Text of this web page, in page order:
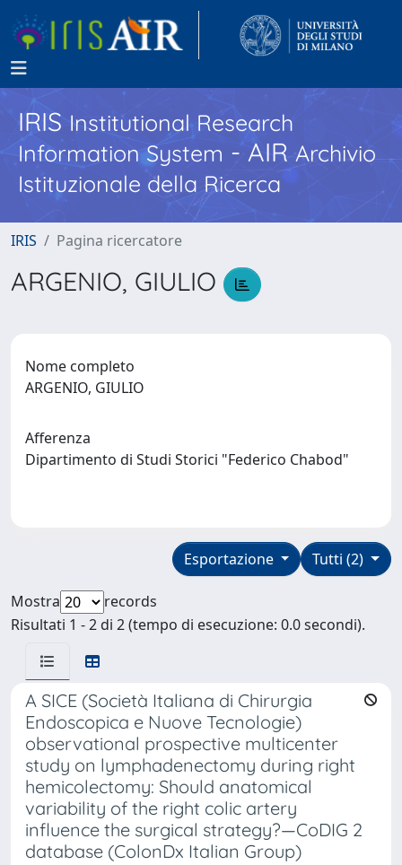
IRISInstitutional Research
Information System - AIR Archivio
Istituzionale della Ricerca
IRIS Pagina ricercatore
ARGENIO, GIULIO
Nome completo
ARGENIO, GIULIO
Afferenza
Dipartimento di Studi Storici "Federico Chabod"
Tutti (2)
Esportazione
Mostra
records
Risultati 1 - 2 di 2 (tempo di esecuzione: 0.0 secondi).
A SICE (Società Italiana di Chirurgia
Endoscopica e Nuove Tecnologie)
observational prospective multicenter
study on lymphadenectomy during right
hemicolectomy: Should anatomical
variability of the right colic artery
influence the surgical strategy?—CoDIG 2
database (ColonDx Italian Group)